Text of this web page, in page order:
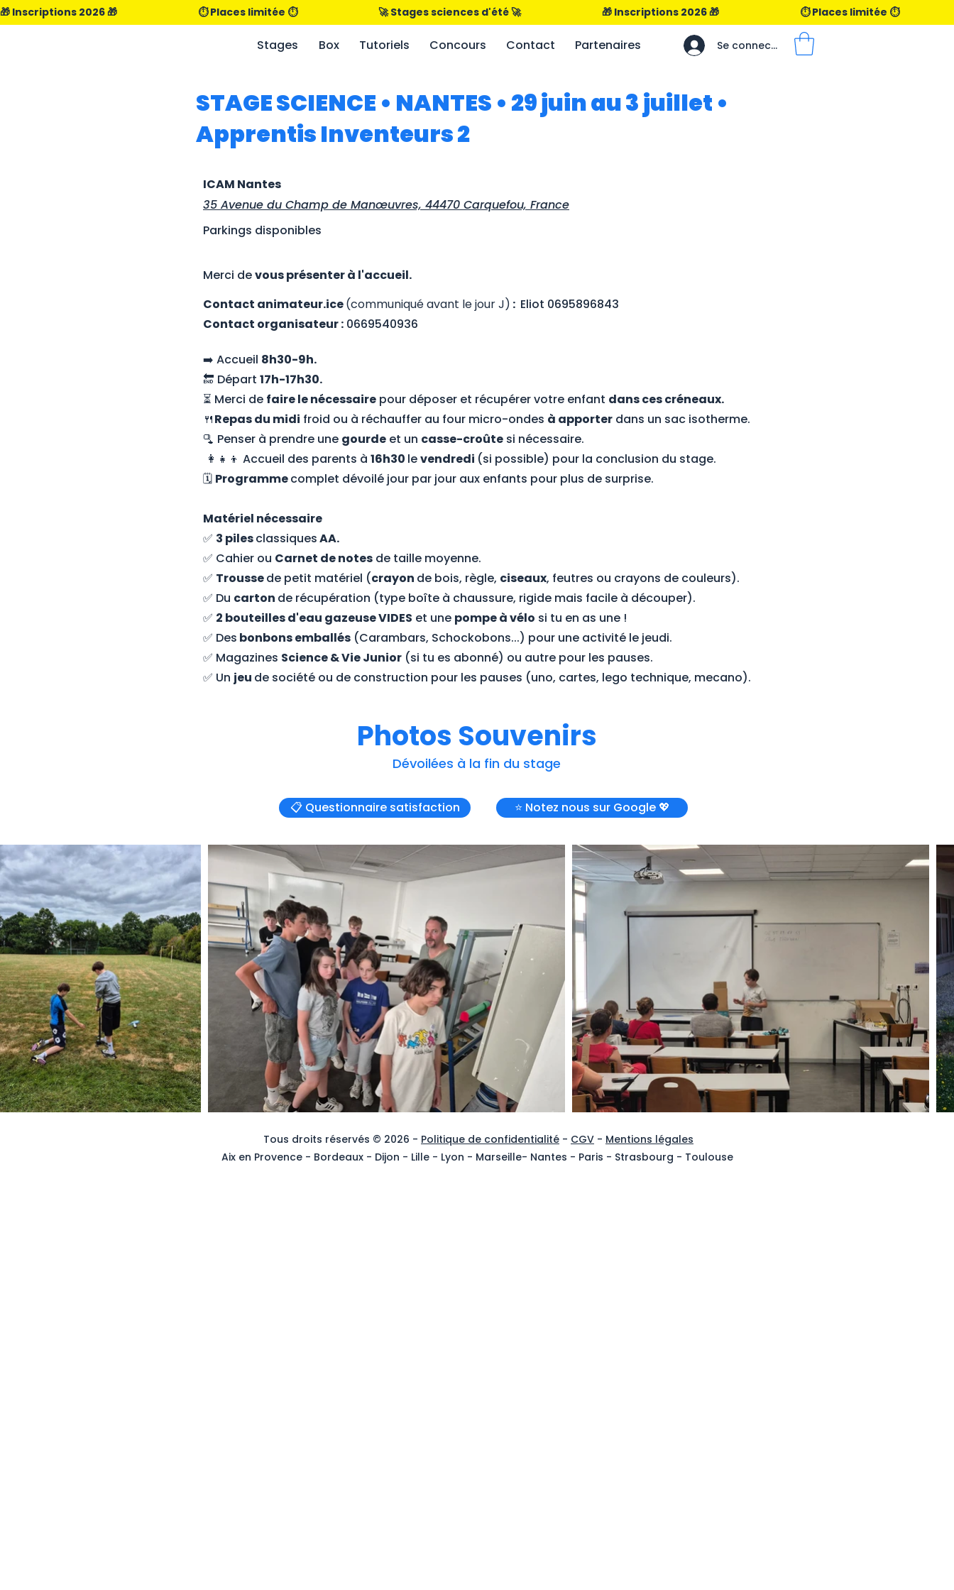
🎁 Inscriptions 2026 🎁                                      ⏱️ Places limitée ⏱️                                      🚀 Stages sciences d'été 🚀
Stages Box Tutoriels Concours Contact Partenaires Se connecter
STAGE SCIENCE • NANTES • 29 juin au 3 juillet •
Apprentis Inventeurs 2
ICAM Nantes
35 Avenue du Champ de Manœuvres, 44470 Carquefou, France
Parkings disponibles
Merci devous présenter à l'accueil.
Contact animateur.ice(communiqué avant le jour J) : Eliot 0695896843
Contact organisateur : 0669540936
➡️ Accueil 8h30-9h.
🔚 Départ 17h-17h30.
⏳ Merci de faire le nécessaire pour déposer et récupérer votre enfant dans ces créneaux.
🍴Repas du midi froid ou à réchauffer au four micro-ondes à apporter dans un sac isotherme.
🫗 Penser à prendre une gourde et un casse-croûte si nécessaire.
👩‍👧‍👦 Accueil des parents à 16h30 levendredi (si possible) pour la conclusion du stage.
🗓️ Programmecomplet dévoilé jour par jour aux enfants pour plus de surprise.
Matériel nécessaire
✅ 3 pilesclassiquesAA.
✅ Cahier ou Carnet de notes de taille moyenne.
✅ Troussede petit matériel (crayon de bois, règle, ciseaux, feutres ou crayons de couleurs).
✅ Du carton de récupération (type boîte à chaussure, rigide mais facile à découper).
✅ 2 bouteilles d'eau gazeuse VIDES et une pompe à vélo si tu en as une !
✅ Des bonbons emballés (Carambars, Schockobons...) pour une activité le jeudi.
✅ Magazines Science & Vie Junior (si tu es abonné) ou autre pour les pauses.
✅ Un jeu de société ou de construction pour les pauses (uno, cartes, lego technique, mecano).
Photos Souvenirs
Dévoilées à la fin du stage
📋 Questionnaire satisfaction ⭐ Notez nous sur Google 💖
Tous droits réservés © 2026 - Politique de confidentialité - CGV - Mentions légales
Aix en Provence - Bordeaux - Dijon - Lille - Lyon - Marseille- Nantes - Paris - Strasbourg - Toulouse